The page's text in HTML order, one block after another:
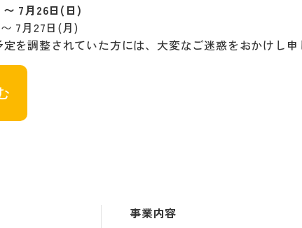
7月26日(日)
7月27日(月)
を調整されていた方には、大変なご迷惑をおかけし申
事業内容